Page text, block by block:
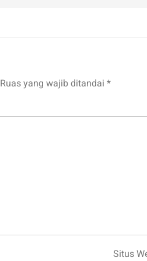
Ruas yang wajib ditandai *
Situs